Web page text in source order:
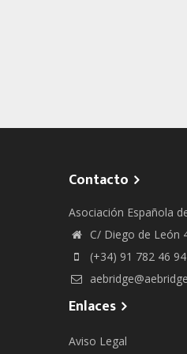
Contacto
Asociación Española
C/ Diego de León
(+34) 91 782 46
Enlaces
Aviso Legal